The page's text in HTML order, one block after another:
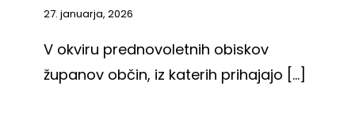
27. januarja, 2026
V okviru prednovoletnih obiskov
županov občin, iz katerih prihajajo [...]